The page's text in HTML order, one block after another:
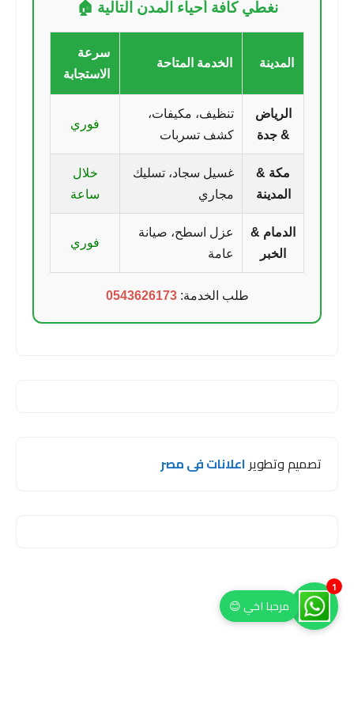
نغطي كافة أحياء المدن التالية 🏠
المدينة الخدمة المتاحة
سرعة
الاستجابة
الرياض
& جدة
تنظيف، مكيفات،
كشف تسربات
فوري
مكة &
المدينة
غسيل سجاد، تسليك
مجاري
خلال
ساعة
الدمام &
الخبر
عزل اسطح، صيانة
عامة
فوري
طلب الخدمة:0543626173
تصميم وتطويراعلانات فى مصر
مرحبا اخي 😊